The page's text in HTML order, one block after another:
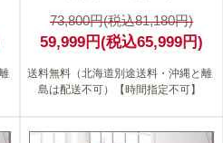
73,800円(税込81,180円)
59,999円(税込65,999円)
送料無料（北海道別途送料・沖縄と離
島は配送不可）【時間指定不可】